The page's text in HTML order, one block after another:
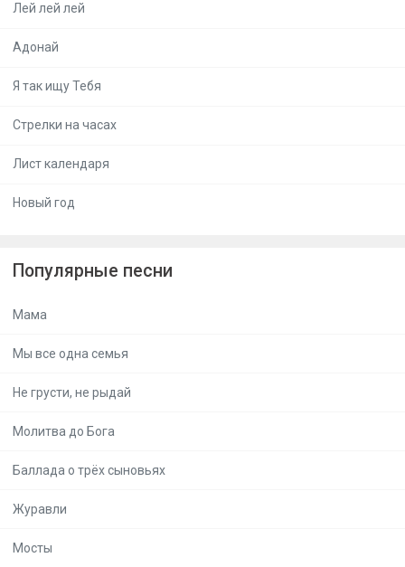
Лей лей лей
Адонай
Я так ищу Тебя
Стрелки на часах
Лист календаря
Новый год
Популярные песни
Мама
Мы все одна семья
Не грусти, не рыдай
Молитва до Бога
Баллада о трёх сыновьях
Журавли
Мосты